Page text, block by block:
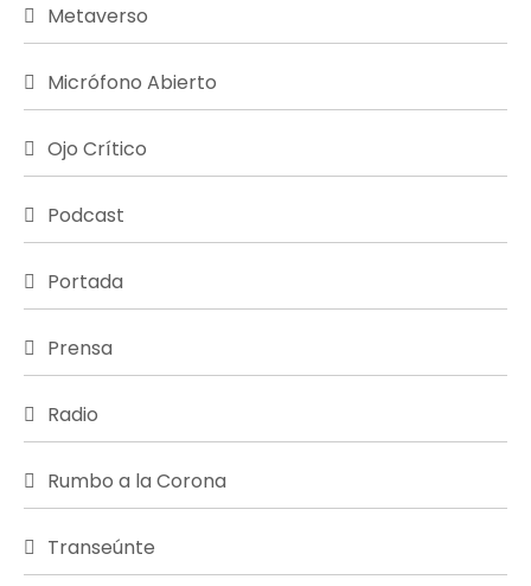
Metaverso
Micrófono Abierto
Ojo Crítico
Podcast
Portada
Prensa
Radio
Rumbo a la Corona
Transeúnte